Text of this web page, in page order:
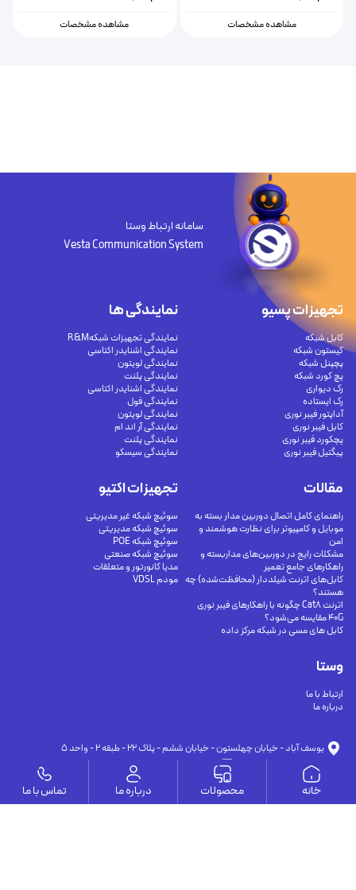
مشاهده مشخصات مشاهده مشخصات
سامانه ارتباط وستا
Vesta Communication System
وستا
ارتباط با ما
درباره ما
تجهیزات پسیو
کابل شبکه
کیستون شبکه
پچپنل شبکه
پچ کورد شبکه
رک دیواری
رک ایستاده
آداپتور فیبر نوری
کابل فیبر نوری
پچکورد فیبر نوری
پیگتیل فیبر نوری
تجهیزات اکتیو
سوئیچ شبکه غیر مدیریتی
سوئیچ شبکه مدیریتی
سوئیچ شبکه POE
سوئیچ شبکه صنعتی
مدیا کانورتور و متعلقات
مودم VDSL
نمایندگی ها
نمایندگی تجهیزات شبکهR&M
نمایندگی اشنایدر اکتاسی
نمایندگی لویتون
نمایندگی پلنت
نمایندگی اشنایدر اکتاسی
نمایندگی فول
نمایندگی لویتون
نمایندگی آر اند ام
نمایندگی پلنت
نمایندگی سیسکو
مقالات
راهنمای کامل اتصال دوربین مدار بسته به
موبایل و کامپیوتر برای نظارت هوشمند و
امن
مشکلات رایج در دوربین‌های مداربسته و
راهکارهای جامع تعمیر
کابل‌های اترنت شیلددار (محافظت‌شده) چه
هستند؟
اترنت Cat8 چگونه با راهکارهای فیبر نوری
40G مقایسه می‌شود؟
کابل های مسی در شبکه مرکز داده
يوسف آباد - خيابان چهلستون - خيابان ششم - پلاك ٢٢ - طبقه ٢ - واحد ٥
info@vesta-com.com
09126394251
09191302116
خانه محصولات درباره ما تماس با ما